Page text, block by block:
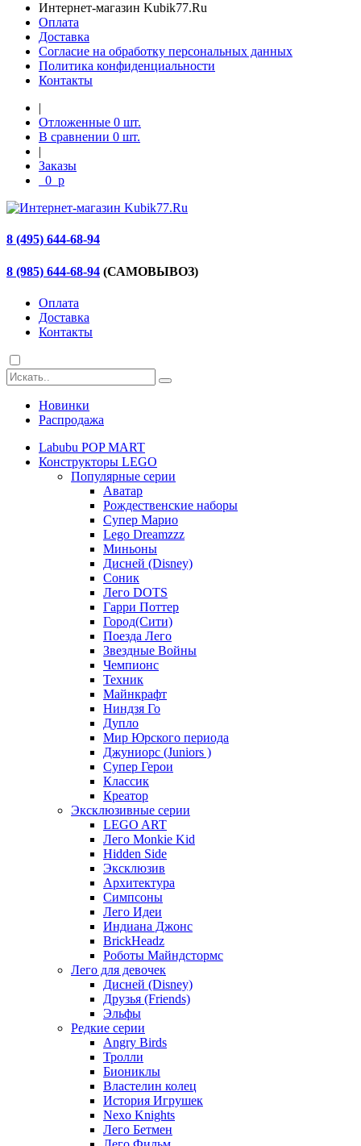
Интернет-магазин Kubik77.Ru
Оплата
Доставка
Согласие на обработку персональных данных
Политика конфиденциальности
Контакты
|
Отложенные 0 шт.
В сравнении 0 шт.
|
Заказы
0 p
8 (495) 644-68-94
8 (985) 644-68-94 (САМОВЫВОЗ)
Оплата
Доставка
Контакты
Новинки
Распродажа
Labubu POP MART
Конструкторы LEGO
Популярные серии
Аватар
Рождественские наборы
Супер Марио
Lego Dreamzzz
Миньоны
Дисней (Disney)
Соник
Лего DOTS
Гарри Поттер
Город(Сити)
Поезда Лего
Звездные Войны
Чемпионс
Техник
Майнкрафт
Ниндзя Го
Дупло
Мир Юрского периода
Джуниорс (Juniors )
Супер Герои
Классик
Креатор
Эксклюзивные серии
LEGO ART
Лего Monkie Kid
Hidden Side
Эксклюзив
Архитектура
Симпсоны
Лего Идеи
Индиана Джонс
BrickHeadz
Роботы Майндстормс
Лего для девочек
Дисней (Disney)
Друзья (Friends)
Эльфы
Редкие серии
Angry Birds
Тролли
Биониклы
Властелин колец
История Игрушек
Nexo Knights
Лего Бетмен